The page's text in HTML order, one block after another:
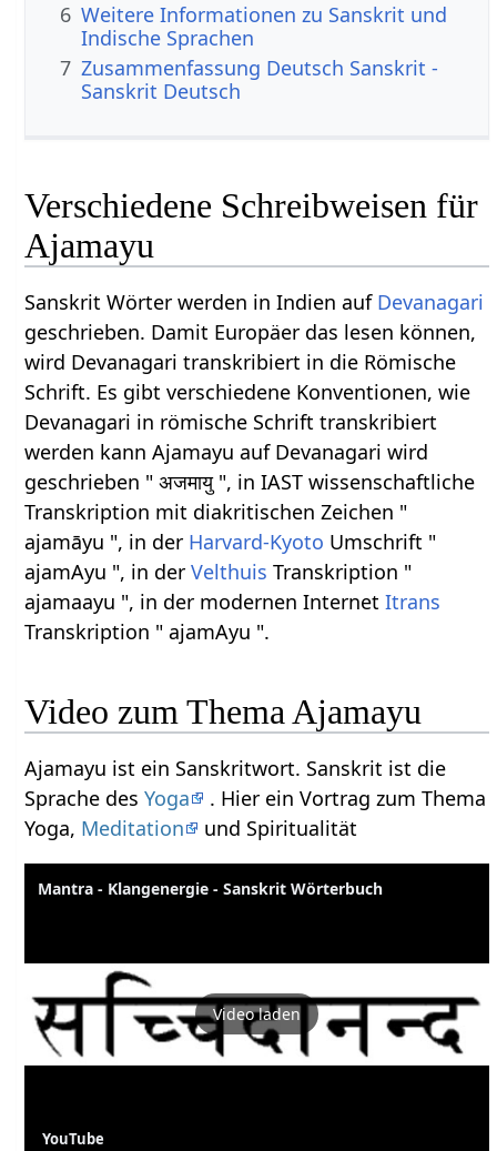
6 Weitere Informationen zu Sanskrit und
Indische Sprachen
7 Zusammenfassung Deutsch Sanskrit -
Sanskrit Deutsch
Verschiedene Schreibweisen für
Ajamayu
Sanskrit Wörter werden in Indien auf Devanagari
geschrieben. Damit Europäer das lesen können,
wird Devanagari transkribiert in die Römische
Schrift. Es gibt verschiedene Konventionen, wie
Devanagari in römische Schrift transkribiert
werden kann Ajamayu auf Devanagari wird
geschrieben " अजमायु ", in IAST wissenschaftliche
Transkription mit diakritischen Zeichen "
ajamāyu ", in der Harvard-Kyoto Umschrift "
ajamAyu ", in derVelthuis Transkription "
ajamaayu ", in der modernen InternetItrans
Transkription " ajamAyu ".
Video zum Thema Ajamayu
Ajamayu ist ein Sanskritwort. Sanskrit ist die
Sprache desYoga
. Hier ein Vortrag zum Thema
Yoga, Meditation und Spiritualität
Mantra - Klangenergie - Sanskrit Wörterbuch
Video laden
YouTube